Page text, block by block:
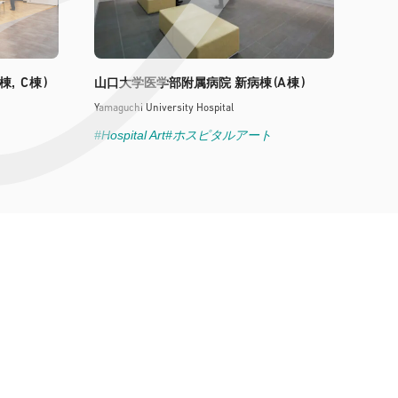
棟, C棟) 山口大学医学部附属病院 新病棟(A棟)
Yamaguchi University Hospital
#Hospital Art#ホスピタルアート